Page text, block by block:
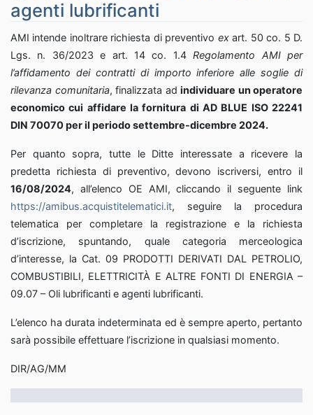
agenti lubrificanti
AMI intende inoltrare richiesta di preventivo exart. 50 co. 5 D.
Lgs. n. 36/2023 e art. 14 co. 1.4Regolamento AMI per
l’affidamento dei contratti di importo inferiore alle soglie di
rilevanza comunitaria, finalizzata ad individuare un operatore
economico cui affidare la fornitura di AD BLUE ISO 22241
DIN 70070 per il periodo settembre-dicembre 2024.
Per quanto sopra, tutte le Ditte interessate a ricevere la
predetta richiesta di preventivo, devono iscriversi, entro il
16/08/2024, all’elenco OE AMI, cliccando il seguente link
https://amibus.acquistitelematici.it, seguire la procedura
telematica per completare la registrazione e la richiesta
d’iscrizione, spuntando, quale categoria merceologica
d’interesse, la Cat. 09 PRODOTTI DERIVATI DAL PETROLIO,
COMBUSTIBILI, ELETTRICITÀ E ALTRE FONTI DI ENERGIA –
09.07 – Oli lubrificanti e agenti lubrificanti.
L’elenco ha durata indeterminata ed è sempre aperto, pertanto
sarà possibile effettuare l’iscrizione in qualsiasi momento.
DIR/AG/MM